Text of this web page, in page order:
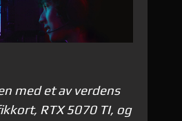
med et av verdens
RTX 5070 TI, og